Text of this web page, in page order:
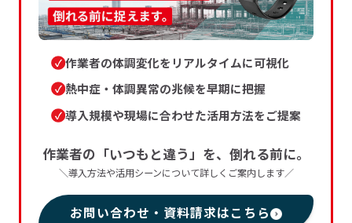
作業者の体調変化をリアルタイムに可視化
熱中症・体調異常の兆候を早期に把握
導入規模や現場に合わせた活用方法をご提案
作業者の「いつもと違う」を、倒れる前に。
＼導入方法や活用シーンについて詳しくご案内します／
お問い合わせ・資料請求はこちら